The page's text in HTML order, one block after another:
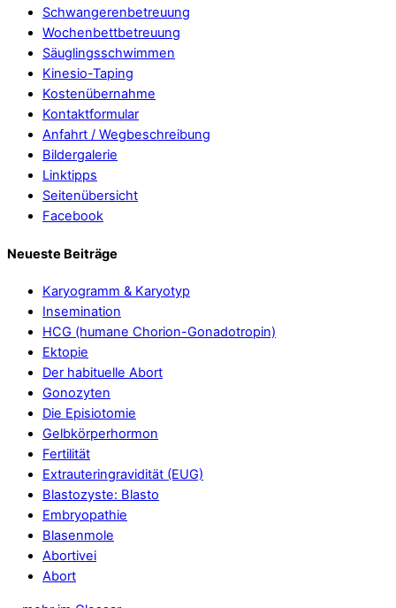
Schwangerenbetreuung
Wochenbettbetreuung
Säuglingsschwimmen
Kinesio-Taping
Kostenübernahme
Kontaktformular
Anfahrt / Wegbeschreibung
Bildergalerie
Linktipps
Seitenübersicht
Facebook
Neueste Beiträge
Karyogramm & Karyotyp
Insemination
HCG (humane Chorion-Gonadotropin)
Ektopie
Der habituelle Abort
Gonozyten
Die Episiotomie
Gelbkörperhormon
Fertilität
Extrauteringravidität (EUG)
Blastozyste: Blasto
Embryopathie
Blasenmole
Abortivei
Abort